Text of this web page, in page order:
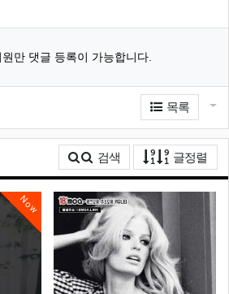
만 댓글 등록이 가능합니다.
목록 게
검색 글정렬
Now